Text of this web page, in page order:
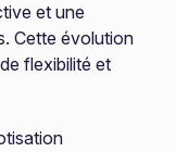
et une
Cette évolution
flexibilité et